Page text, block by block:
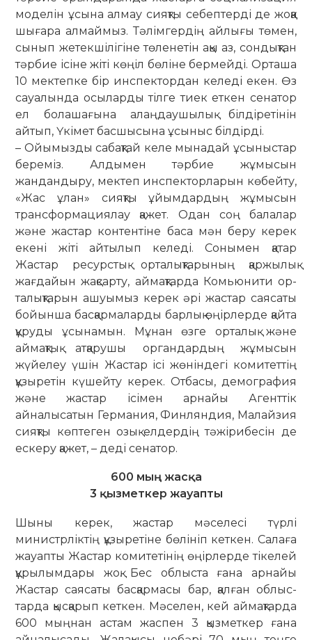
мо­делін ұсына алмау сияқты себептерді де жоққа
шығара ал­маймыз. Тәлімгердің айлығы төмен,
сынып жетекшілігіне тө­ленетін ақы аз, сондықтан
тәрбие ісіне жіті көңіл бөліне бермейді. Орташа
10 мектепке бір инспектордан келеді екен. Өз
сауа­лында осыларды тілге тиек еткен се­натор
ел болашағына алаңдаушылық білдіретінін
айтып, Үкімет басшысына ұсыныс білдірді.
– Ойымызды сабақтай келе мына­дай ұсыныстар
береміз. Алдымен тәр­бие жұмысын
жандандыру, мектеп инс­пекторларын көбейту,
«Жас ұлан» сияқты ұйымдардың жұмысын
транс­формациялау қажет. Одан соң балалар
және жастар контентіне баса мән бе­ру керек
екені жіті айтылып ке­леді. Со­нымен қатар
Жастар ресурстық ор­талықтарының қаржылық
жағдайын жақ­сарту, аймақтарда Комью­­нити ор­­
талықтарын ашуымыз керек әрі жас­­тар саясаты
бойынша бас­қар­ма­ларды бар­лық өңірлерде қайта
құруды ұсынамын. Мұнан өзге ор­талық және
аймақтық атқарушы органдардың жұ­мысын
жүйелеу үшін Жастар ісі жөніндегі комитеттің
құзыретін кү­шейту керек. Отбасы, демогра­фия
және жастар ісімен арнайы Агент­тік
айналысатын Германия, Фин­лян­дия, Малайзия
сияқты көптеген озық елдердің тәжірибесін де
ескеру қа­жет, – деді сенатор.
600 мың жас­қа
3 қызметкер жауапты
Шыны керек, жастар мәселесі түрлі
министрліктің құзыретіне бөлініп кеткен. Салаға
жауапты Жастар комитетінің өңірлерде тікелей
құрылымдары жоқ. Бес облыста ғана арнайы
Жастар саясаты басқармасы бар, қалған об­лыс­­
тарда қысқарып кеткен. Мәселен, кей аймақтарда
600 мыңнан астам жас­пен 3 қызметкер ғана